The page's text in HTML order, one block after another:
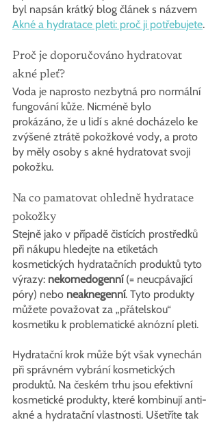
byl napsán krátký blog článek s názvem
Akné a hydratace pleti: proč ji potřebujete.
Proč je doporučováno hydratovat
akné pleť?
Voda je naprosto nezbytná pro normální
fungování kůže. Nicméně bylo
prokázáno, že u lidí s akné docházelo ke
zvýšené ztrátě pokožkové vody, a proto
by měly osoby s akné hydratovat svoji
pokožku.
Na co pamatovat ohledně hydratace
pokožky
Stejně jako v případě čistících prostředků
při nákupu hledejte na etiketách
kosmetických hydratačních produktů tyto
výrazy: nekomedogenní (= neucpávající
póry) nebo neaknegenní. Tyto produkty
můžete považovat za „přátelskou“
kosmetiku k problematické aknózní pleti.
Hydratační krok může být však vynechán
při správném vybrání kosmetických
produktů. Na českém trhu jsou efektivní
kosmetické produkty, které kombinují anti-
akné a hydratační vlastnosti. Ušetříte tak